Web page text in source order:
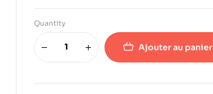
Quantity
Ajouter au panier